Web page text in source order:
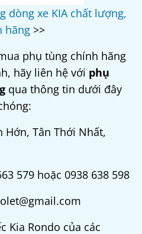
dòng xe KIA chất lượng,
hãng>>
phụ tùng chính hãng
hãy liên hệ với phụ
qua thông tin dưới đây
Hớn, Tân Thới Nhất,
579 hoặc 0938 638 598
Kia Rondo của các